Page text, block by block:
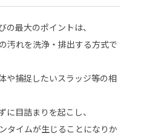
の最大のポイントは、
汚れを洗浄・排出する方式で
や捕捉したいスラッジ等の相
に目詰まりを起こし、
タイムが生じることになりか